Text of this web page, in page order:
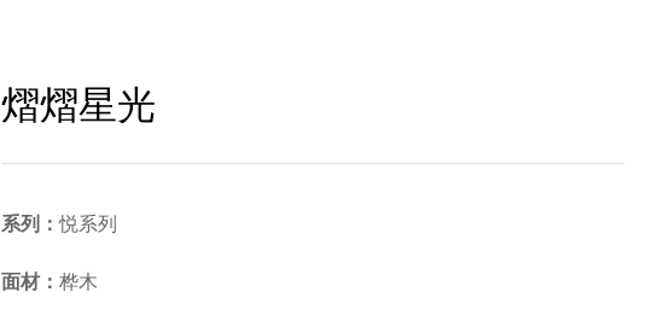
熠熠星光
系列：悦系列
面材：桦木